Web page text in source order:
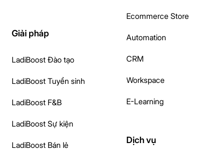
Ecommerce Store
Automation
CRM
Workspace
E-Learning
Giải pháp
LadiBoost Đào tạo
LadiBoost Tuyển sinh
LadiBoost F&B
LadiBoost Sự kiện
LadiBoost Bán lẻ
Dịch vụ